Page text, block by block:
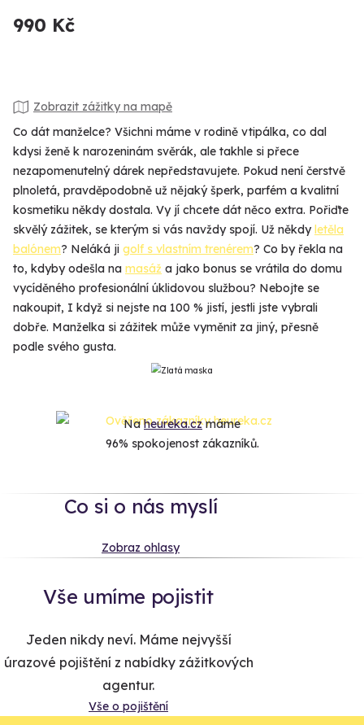
990 Kč
Zobrazit zážitky na mapě
Co dát manželce? Všichni máme v rodině vtipálka, co dal
kdysi ženě k narozeninám svěrák, ale takhle si přece
nezapomenutelný dárek nepředstavujete. Pokud není čerstvě
plnoletá, pravděpodobně už nějaký šperk, parfém a kvalitní
kosmetiku někdy dostala. Vy jí chcete dát něco extra. Pořiďte
skvělý zážitek, se kterým si vás navždy spojí. Už někdyletěla
balónem? Neláká ji golf s vlastním trenérem? Co by řekla na
to, kdyby odešla na masáž a jako bonus se vrátila do domu
vycíděného profesionální úklidovou službou? Nebojte se
nakoupit, I když si nejste na 100 % jistí, jestli jste vybrali
dobře. Manželka si zážitek může vyměnit za jiný, přesně
podle svého gusta.
Naheureka.czmáme
96% spokojenost zákazníků.
Co si o nás myslí
Zobraz ohlasy
Vše umíme pojistit
Jeden nikdy neví. Máme nejvyšší
úrazové pojištění z nabídky zážitkových
agentur.
Vše o pojištění